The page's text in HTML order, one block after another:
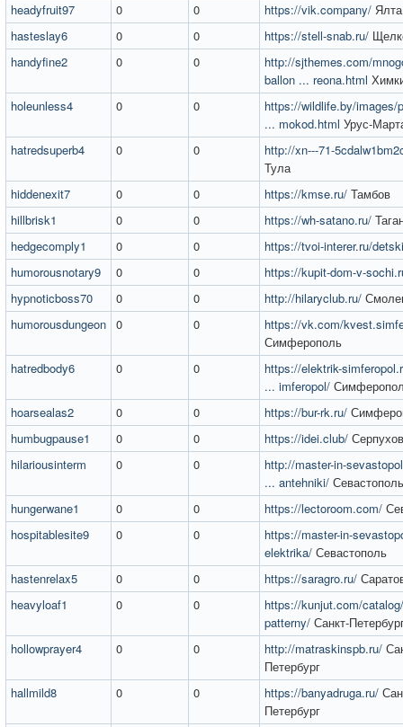
headyfruit97
0 0 https://vik.company/ Ялта
hasteslay6
0 0 https://stell-snab.ru/
handyfine2
0 0
http://sjthemes.com/
ballon ... reona.html
holeunless4
0 0
https://wildlife.by/images/
... mokod.html Урус-
hatredsuperb4
0 0
http://xn---71-
Тула
hiddenexit7
0 0 https://kmse.ru/ Тамбов
hillbrisk1
0 0 https://wh-satano.ru/
hedgecomply1
0 0
https://tvoi-interer.ru/
humorousnotary9
0 0
https://kupit-dom-v-
hypnoticboss70
0 0 http://hilaryclub.ru/
humorousdungeon 0 0
https://vk.com/
Симферополь
hatredbody6
0 0
https://elektrik-
... imferopol/
hoarsealas2
0 0 https://bur-rk.ru/
humbugpause1
0 0 https://idei.club/ Серпухов
hilariousinterm
0 0
http://master-in-
... antehniki/ Севастополь
hungerwane1
0 0 https://lectoroom.com/
hospitablesite9
0 0
https://master-in-
elektrika/ Севастополь
hastenrelax5
0 0 https://saragro.ru/
heavyloaf1
0 0
https://kunjut.com/
patterny/ Санкт-
hollowprayer4
0 0 http://matraskinspb.ru/
Петербург
hallmild8
0 0 https://banyadruga.ru/
Петербург